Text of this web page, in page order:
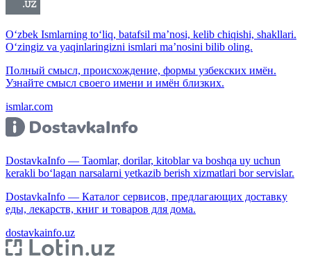
O‘zbek Ismlarning to‘liq, batafsil ma’nosi, kelib chiqishi, shakllari.
O‘zingiz va yaqinlaringizni ismlari ma’nosini bilib oling.
Полный смысл, происхождение, формы узбекских имён.
Узнайте смысл своего имени и имён близких.
ismlar.com
DostavkaInfo — Taomlar, dorilar, kitoblar va boshqa uy uchun
kerakli bo‘lagan narsalarni yetkazib berish xizmatlari bor servislar.
DostavkaInfo — Каталог сервисов, предлагающих доставку
еды, лекарств, книг и товаров для дома.
dostavkainfo.uz